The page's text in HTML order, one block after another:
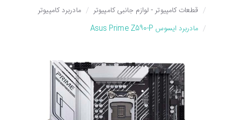
o
m
قطعات کامپیوتر - لوازم جانبی کامپیوتر
مادربرد کامپیوتر
مادربرد ایسوس Asus Prime Z590-P